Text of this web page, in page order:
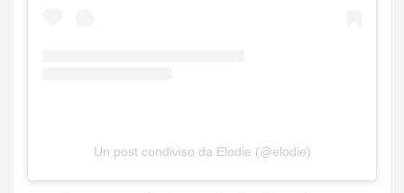
Un post condiviso da Elodie (@elodie)